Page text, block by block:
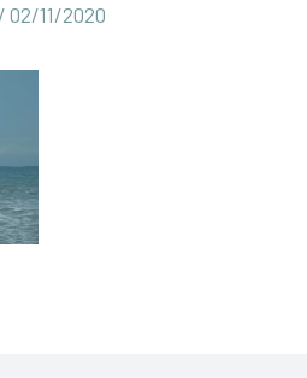
/02/11/2020